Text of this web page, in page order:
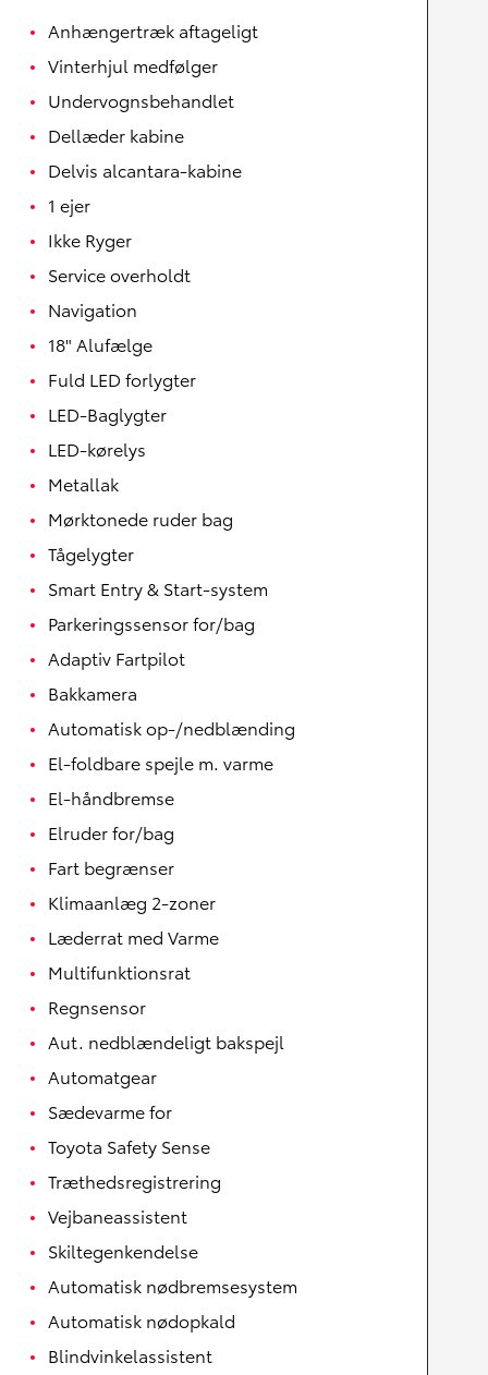
Anhængertræk aftageligt
Vinterhjul medfølger
Undervognsbehandlet
Dellæder kabine
Delvis alcantara-kabine
1 ejer
Ikke Ryger
Service overholdt
Navigation
18" Alufælge
Fuld LED forlygter
LED-Baglygter
LED-kørelys
Metallak
Mørktonede ruder bag
Tågelygter
Smart Entry & Start-system
Parkeringssensor for/bag
Adaptiv Fartpilot
Bakkamera
Automatisk op-/nedblænding
El-foldbare spejle m. varme
El-håndbremse
Elruder for/bag
Fart begrænser
Klimaanlæg 2-zoner
Læderrat med Varme
Multifunktionsrat
Regnsensor
Aut. nedblændeligt bakspejl
Automatgear
Sædevarme for
Toyota Safety Sense
Træthedsregistrering
Vejbaneassistent
Skiltegenkendelse
Automatisk nødbremsesystem
Automatisk nødopkald
Blindvinkelassistent